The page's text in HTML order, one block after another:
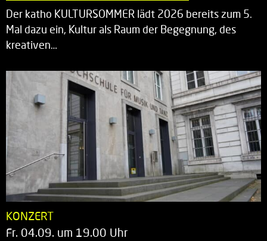
Der katho KULTURSOMMER lädt 2026 bereits zum 5.
Mal dazu ein, Kultur als Raum der Begegnung, des
kreativen…
KONZERT
Fr. 04.09. um 19.00 Uhr